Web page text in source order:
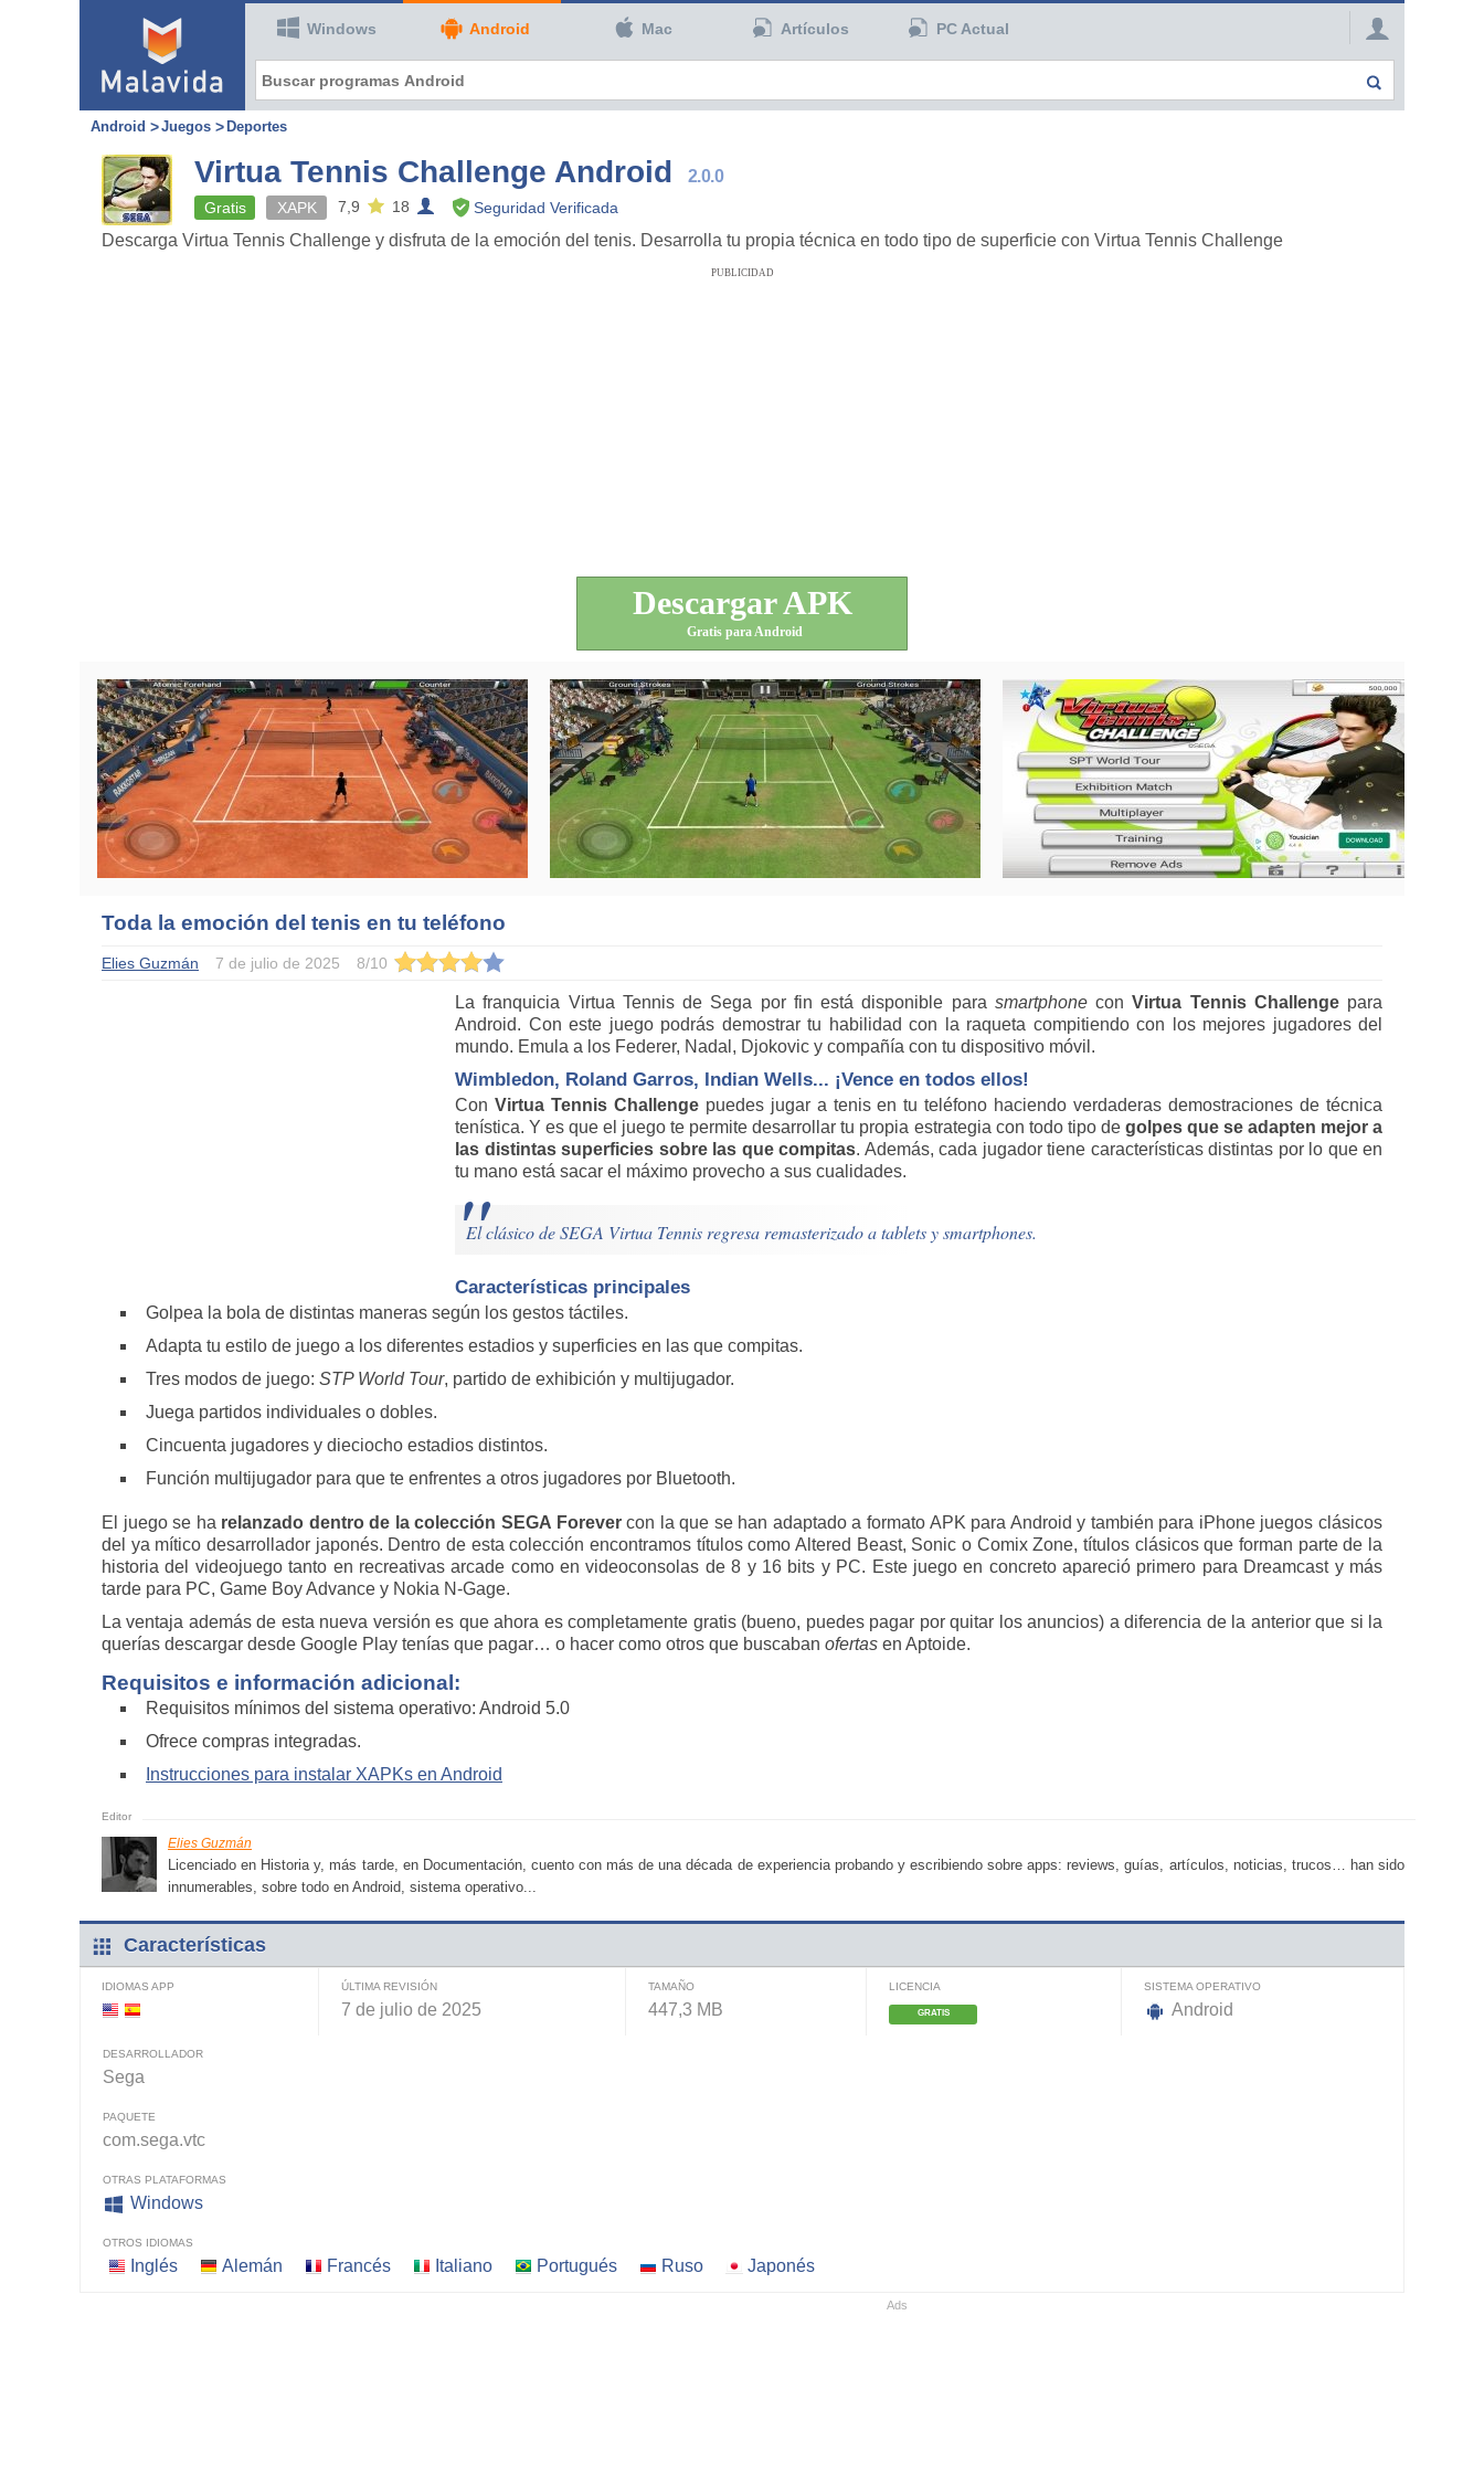
Windows Android Mac Artículos PC Actual
Android Juegos Deportes
Virtua Tennis Challenge Android 2.0.0
Gratis XAPK 7,9 18 Seguridad Verificada
Descarga Virtua Tennis Challenge y disfruta de la emoción del tenis. Desarrolla tu propia técnica en todo tipo de superficie con Virtua Tennis Challenge
PUBLICIDAD
Descargar APK
Gratis para Android
Toda la emoción del tenis en tu teléfono
Elies Guzmán 7 de julio de 2025 8/10
La franquicia Virtua Tennis de Sega por fin está disponible para smartphoneconVirtua Tennis Challengepara
Android. Con este juego podrás demostrar tu habilidad con la raqueta compitiendo con los mejores jugadores del
mundo. Emula a los Federer, Nadal, Djokovic y compañía con tu dispositivo móvil.
Wimbledon, Roland Garros, Indian Wells... ¡Vence en todos ellos!
Con Virtua Tennis Challengepuedes jugar a tenis en tu teléfono haciendo verdaderas demostraciones de técnica
tenística. Y es que el juego te permite desarrollar tu propia estrategia con todo tipo de golpes que se adapten mejor a
las distintas superficies sobre las que compitas. Además, cada jugador tiene características distintas por lo que en
tu mano está sacar el máximo provecho a sus cualidades.
El clásico de SEGA Virtua Tennis regresa remasterizado a tablets y smartphones.
Características principales
Golpea la bola de distintas maneras según los gestos táctiles.
Adapta tu estilo de juego a los diferentes estadios y superficies en las que compitas.
Tres modos de juego: STP World Tour, partido de exhibición y multijugador.
Juega partidos individuales o dobles.
Cincuenta jugadores y dieciocho estadios distintos.
Función multijugador para que te enfrentes a otros jugadores por Bluetooth.
El juego se ha relanzado dentro de la colección SEGA Forevercon la que se han adaptado a formato APK para Android y también para iPhone juegos clásicos
del ya mítico desarrollador japonés. Dentro de esta colección encontramos títulos como Altered Beast, Sonic o Comix Zone, títulos clásicos que forman parte de la
historia del videojuego tanto en recreativas arcade como en videoconsolas de 8 y 16 bits y PC. Este juego en concreto apareció primero para Dreamcast y más
tarde para PC, Game Boy Advance y Nokia N-Gage.
La ventaja además de esta nueva versión es que ahora es completamente gratis (bueno, puedes pagar por quitar los anuncios) a diferencia de la anterior que si la
querías descargar desde Google Play tenías que pagar… o hacer como otros que buscaban ofertas en Aptoide.
Requisitos e información adicional:
Requisitos mínimos del sistema operativo: Android 5.0
Ofrece compras integradas.
Instrucciones para instalar XAPKs en Android
Elies Guzmán
Licenciado en Historia y, más tarde, en Documentación, cuento con más de una década de experiencia probando y escribiendo sobre apps: reviews, guías, artículos, noticias, trucos… han sido
innumerables, sobre todo en Android, sistema operativo...
Características
IDIOMAS APP ÚLTIMA REVISIÓN
7 de julio de 2025
TAMAÑO
447,3 MB
LICENCIA
GRATIS
SISTEMA OPERATIVO
Android
DESARROLLADOR
Sega
PAQUETE
com.sega.vtc
OTRAS PLATAFORMAS
Windows
OTROS IDIOMAS
Inglés Alemán Francés Italiano Portugués Ruso Japonés